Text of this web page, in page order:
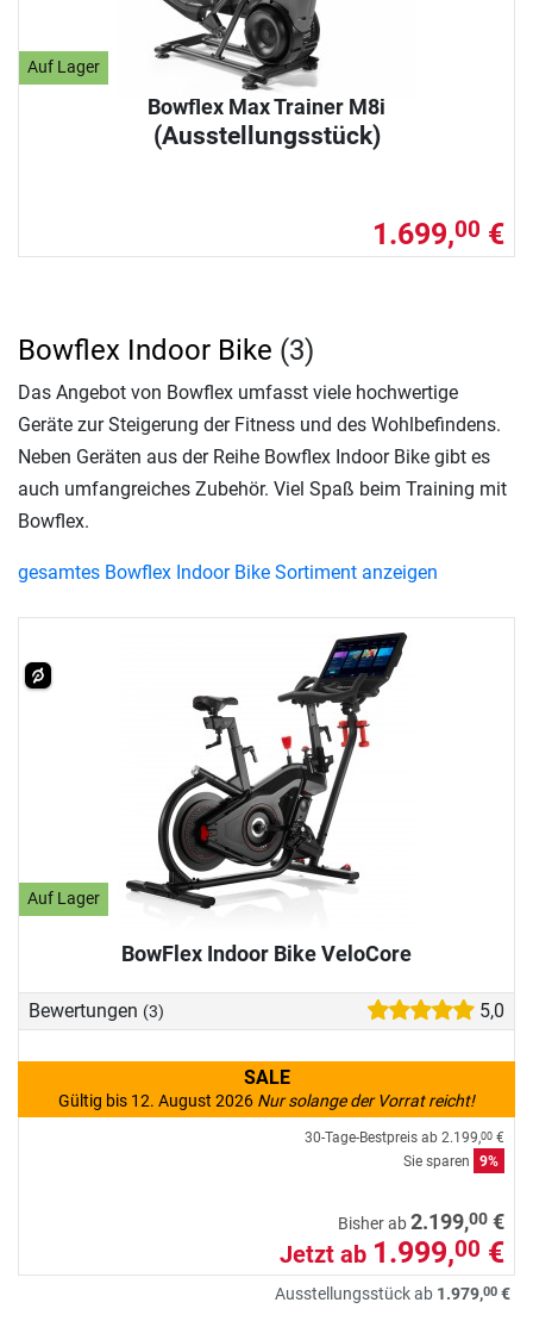
Auf Lager
Bowflex Max Trainer M8i
(Ausstellungsstück)
1.699,00 €
Auf Lager
BowFlex Indoor Bike VeloCore
Bewertungen (3) 5,0
SALE
Gültig bis 12. August 2026 Nur solange der Vorrat reicht!
30-Tage-Bestpreis ab 2.199,00 €
Sie sparen
9%
Bisher ab2.199,00 €
Jetzt ab 1.999,00 €
Ausstellungsstück ab 1.979,00 €
Bowflex Indoor Bike (3)
Das Angebot von Bowflex umfasst viele hochwertige
Geräte zur Steigerung der Fitness und des Wohlbefindens.
Neben Geräten aus der Reihe Bowflex Indoor Bike gibt es
auch umfangreiches Zubehör. Viel Spaß beim Training mit
Bowflex.
gesamtes Bowflex Indoor Bike Sortiment anzeigen